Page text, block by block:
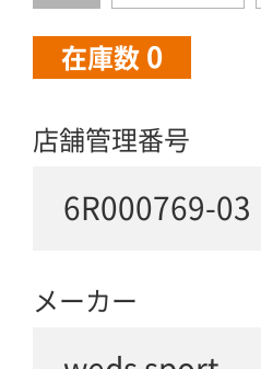
在庫数 0
店舗管理番号
6R000769-03
メーカー